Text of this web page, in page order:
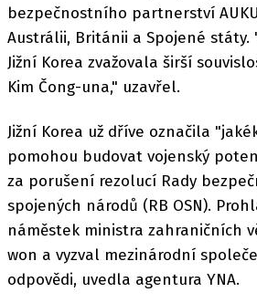
bezpečnostního partnerství
Austrálii, Británii a Spojené státy.
Jižní Korea zvažovala širší
Kim Čong-una," uzavřel.
Jižní Korea už dříve označila
pomohou budovat vojenský
za porušení rezolucí Rady
spojených národů (RB OSN).
náměstek ministra zahraničních
won a vyzval mezinárodní
odpovědi, uvedla agentura YNA.